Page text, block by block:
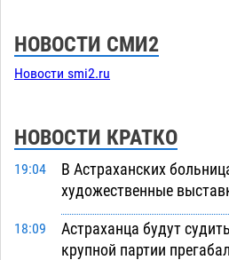
НОВОСТИ СМИ2
Новости smi2.ru
НОВОСТИ КРАТКО
19:04
В Астраханских
художественные
18:09
Астраханца будут
крупной партии